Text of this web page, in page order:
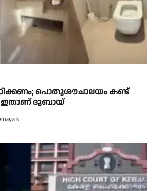
പൊതുശൗചാലയം കണ്ട്
ഇതാണ് ദുബായ്
k